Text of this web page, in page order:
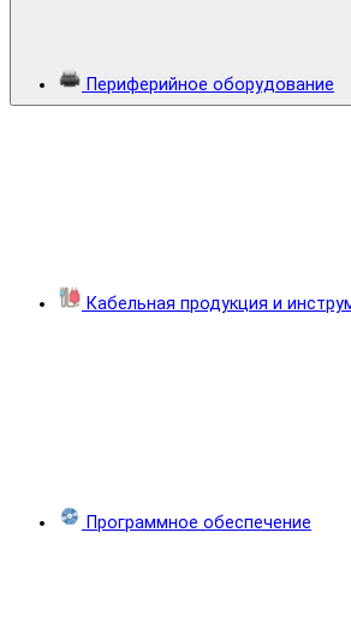
Периферийное оборудование
Кабельная продукция и
Программное обеспечение